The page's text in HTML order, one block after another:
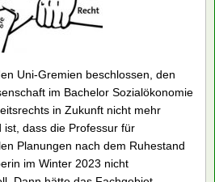
aus- statt
für Rechtsschwerpunkt aus- statt abbauen